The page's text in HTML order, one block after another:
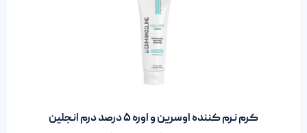
کرم نرم کننده اوسرین و اوره ۵ درصد درم انجلین